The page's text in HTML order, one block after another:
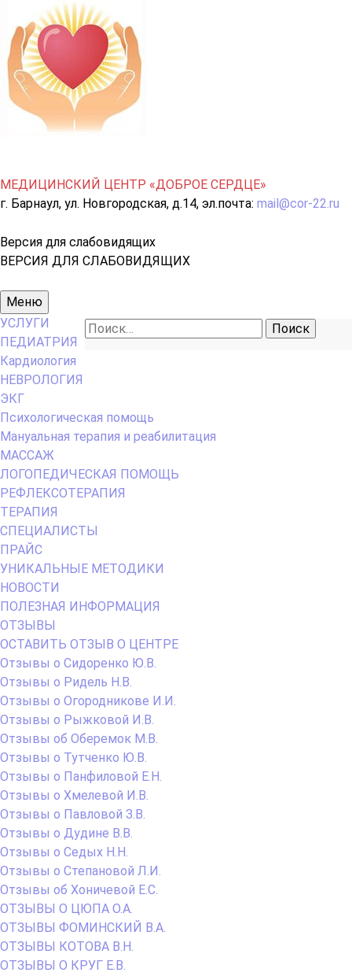
МЕДИЦИНСКИЙ ЦЕНТР «ДОБРОЕ СЕРДЦЕ»
г. Барнаул, ул. Новгородская, д.14, эл.почта: mail@cor-22.ru
Версия для слабовидящих
ВЕРСИЯ ДЛЯ СЛАБОВИДЯЩИХ
Основное
меню
Меню
Найти:
УСЛУГИ
ПЕДИАТРИЯ
Кардиология
НЕВРОЛОГИЯ
ЭКГ
Психологическая помощь
Мануальная терапия и реабилитация
МАССАЖ
ЛОГОПЕДИЧЕСКАЯ ПОМОЩЬ
РЕФЛЕКСОТЕРАПИЯ
ТЕРАПИЯ
СПЕЦИАЛИСТЫ
ПРАЙС
УНИКАЛЬНЫЕ МЕТОДИКИ
НОВОСТИ
ПОЛЕЗНАЯ ИНФОРМАЦИЯ
ОТЗЫВЫ
ОСТАВИТЬ ОТЗЫВ О ЦЕНТРЕ
Отзывы о Сидоренко Ю.В.
Отзывы о Ридель Н.В.
Отзывы о Огородникове И.И.
Отзывы о Рыжковой И.В.
Отзывы об Оберемок М.В.
Отзывы о Тутченко Ю.В.
Отзывы о Панфиловой Е.Н.
Отзывы о Хмелевой И.В.
Отзывы о Павловой З.В.
Отзывы о Дудине В.В.
Отзывы о Седых Н.Н.
Отзывы о Степановой Л.И.
Отзывы об Хоничевой Е.С.
ОТЗЫВЫ О ЦЮПА О.А.
ОТЗЫВЫ ФОМИНСКИЙ В.А.
ОТЗЫВЫ КОТОВА В.Н.
ОТЗЫВЫ О КРУГ Е.В.